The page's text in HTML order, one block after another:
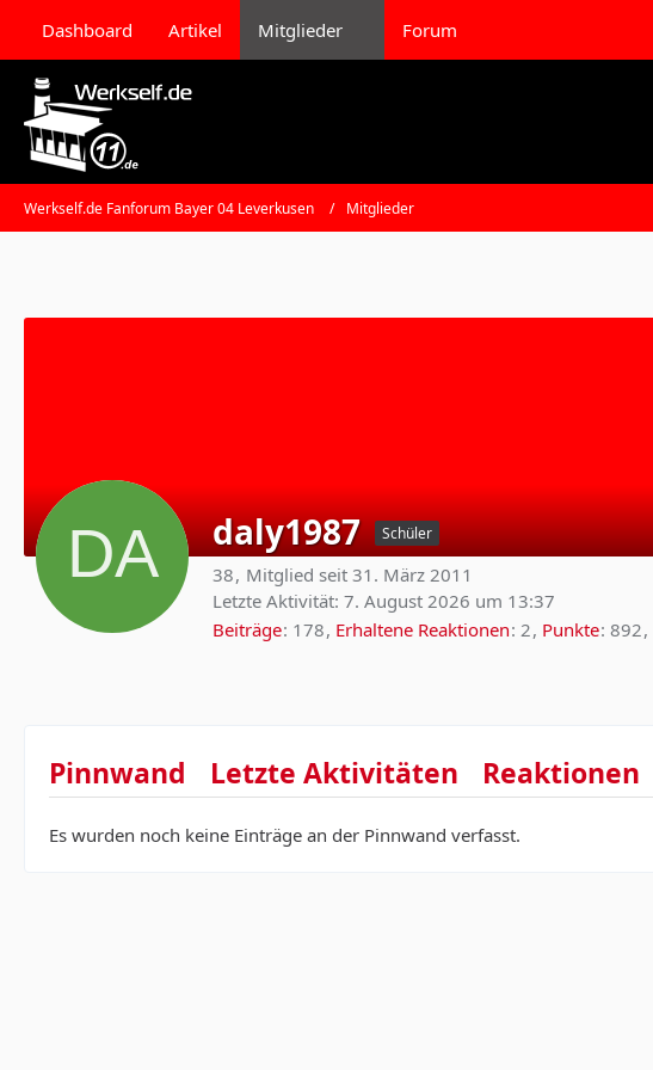
Dashboard Artikel Mitglieder Forum
Werkself.de Fanforum Bayer 04 Leverkusen Mitglieder
daly1987 Schüler
38 Mitglied seit 31. März 2011
Letzte Aktivität: 7. August 2026 um 13:37
Beiträge 178 Erhaltene Reaktionen 2 Punkte 892
Pinnwand Letzte Aktivitäten Reaktionen
Es wurden noch keine Einträge an der Pinnwand verfasst.